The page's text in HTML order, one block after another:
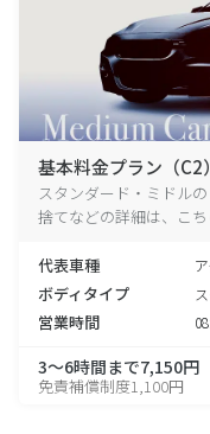
基本料金プラン（C2）
スタンダード・ミドル
捨てなどの詳細は、こ
代表車種
ボディタイプ
営業時間
3～6時間まで7,150円
免責補償制度1,100円